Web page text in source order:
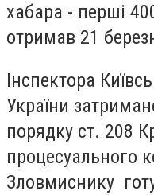
хабара - перші
отримав 21
Інспектора
України
порядку ст. 208
процесуального
Зловмиснику